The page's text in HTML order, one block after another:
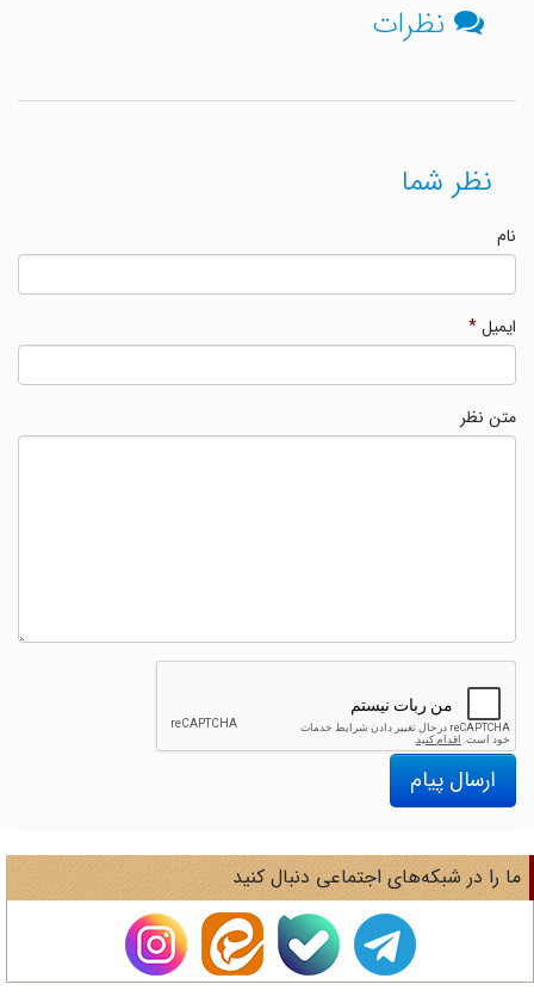
نظرات
نظر شما
ایمیل*
متن نظر
ارسال پیام
را در شبکه‌های اجتماعی دنبال کنید